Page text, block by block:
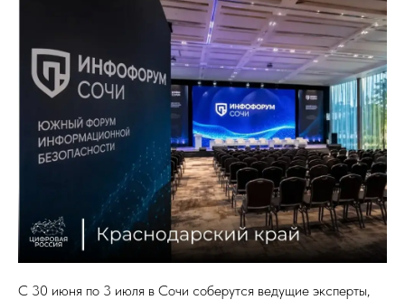
С 30 июня по 3 июля в Сочи соберутся ведущие эксперты,